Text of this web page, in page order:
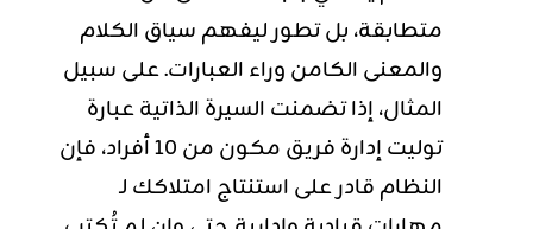
متطابقة، بل تطور ليفهم سياق الكلام
والمعنى الكامن وراء العبارات. على سبيل
المثال، إذا تضمنت السيرة الذاتية عبارة
توليت إدارة فريق مكون من 10 أفراد، فإن
النظام قادر على استنتاج امتلاكك لـ